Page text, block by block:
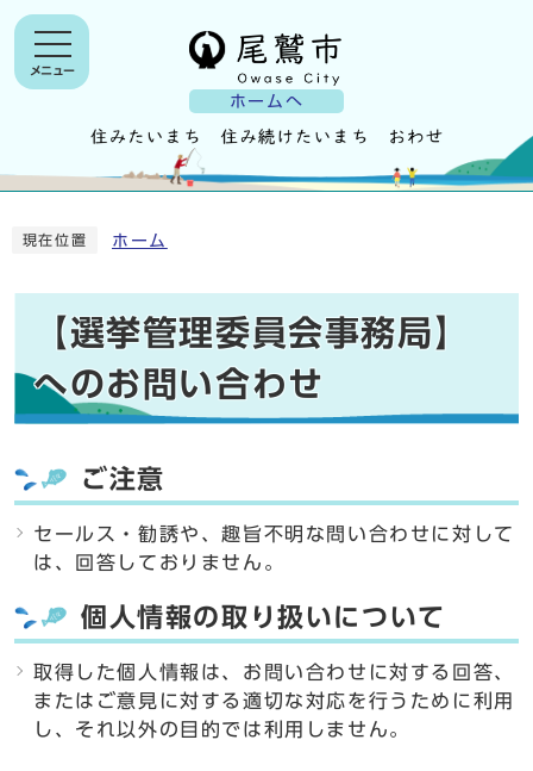
ホームへ
メニュー
現在位置 ホーム
【選挙管理委員会事務局】
へのお問い合わせ
ご注意
セールス・勧誘や、趣旨不明な問い合わせに対して
は、回答しておりません。
個人情報の取り扱いについて
取得した個人情報は、お問い合わせに対する回答、
またはご意見に対する適切な対応を行うために利用
し、それ以外の目的では利用しません。